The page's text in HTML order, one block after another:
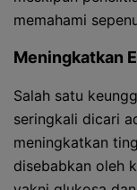
memahami
Meningkatkan
Salah satu
seringkali dicari
meningkatkan
disebabkan oleh